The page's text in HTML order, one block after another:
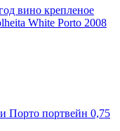
вино крепленое
White Porto 2008